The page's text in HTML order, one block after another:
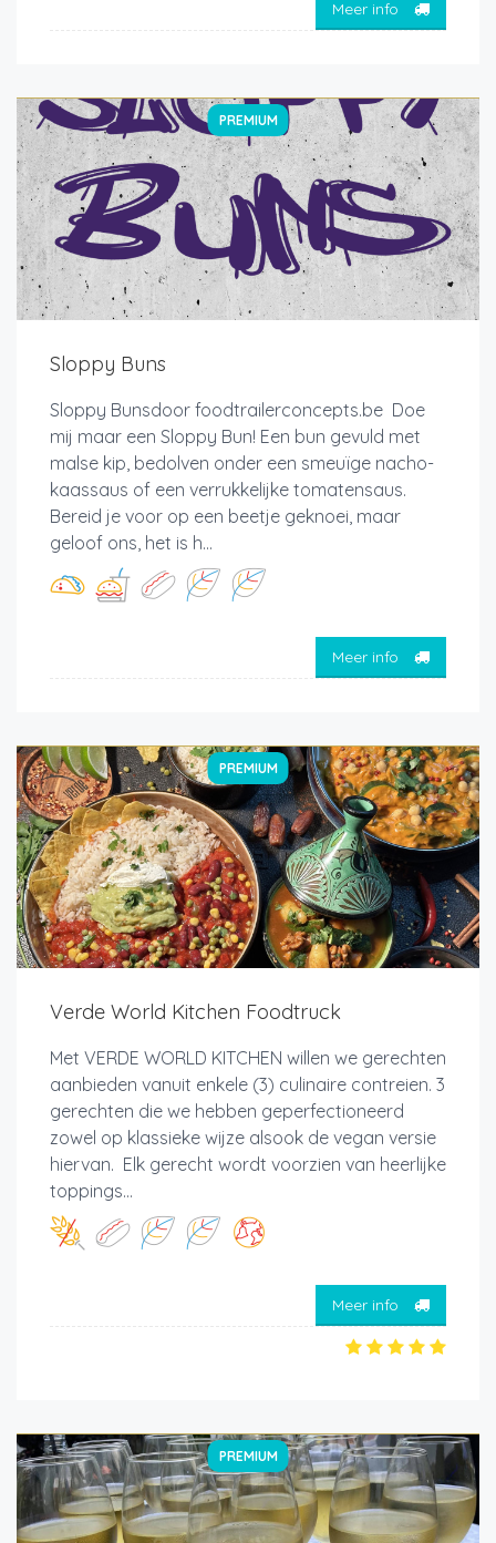
Meer info
PREMIUM
Sloppy Buns
Sloppy Bunsdoor foodtrailerconcepts.be Doe
mij maar een Sloppy Bun! Een bun gevuld met
malse kip, bedolven onder een smeuïge nacho-
kaassaus of een verrukkelijke tomatensaus.
Bereid je voor op een beetje geknoei, maar
geloof ons, het is h...
Meer info
PREMIUM
Verde World Kitchen Foodtruck
Met VERDE WORLD KITCHEN willen we gerechten
aanbieden vanuit enkele (3) culinaire contreien. 3
gerechten die we hebben geperfectioneerd
zowel op klassieke wijze alsook de vegan versie
hiervan. Elk gerecht wordt voorzien van heerlijke
toppings...
Meer info
PREMIUM